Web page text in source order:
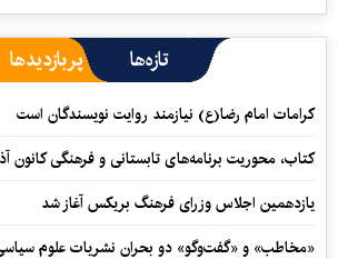
تازه‌ها پربازدیدها
کرامات امام رضا(ع) نیازمند روایت نویسندگان است
کتاب، محوریت برنامه‌های تابستانی و فرهنگی کانون
یازدهمین اجلاس وزرای فرهنگ بریکس آغاز شد
«مخاطب» و «گفت‌وگو» دو بحران نشریات علوم